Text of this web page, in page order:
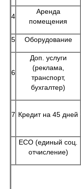
4
Аренда
помещения
5 Оборудование
6
Доп. услуги
(реклама,
транспорт,
бухгалтер)
7 Кредит на 45 дней
ЕСО (единый соц.
отчисление)